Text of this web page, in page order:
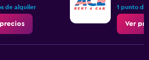
de alquiler 1 punto
Ver